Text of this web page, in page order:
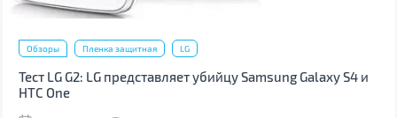
Обзоры Пленка защитная LG
Тест LG G2: LG представляет убийцу Samsung Galaxy S4 и
HTC One